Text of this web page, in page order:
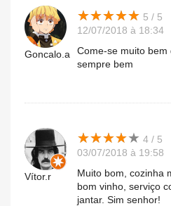
Goncalo.a
★★★★★
★★★★★ 5 / 5
12/07/2018 à 18:34
Come-se muito
sempre bem
Vítor.r
★★★★★
★★★★★ 4 / 5
03/07/2018 à 19:58
Muito bom, cozinha
bom vinho, serviço
jantar. Sim senhor!